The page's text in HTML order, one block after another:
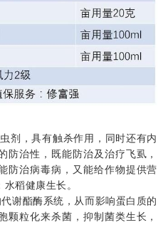
剂，具有触杀作用，同时还有内
防治性，既能防治及治疗飞虱，
防治病毒病，又能给作物提供营
稻健康生长。
谢酯酶系统，从而影响蛋白质的
颗粒化来杀菌，抑制菌类生长，